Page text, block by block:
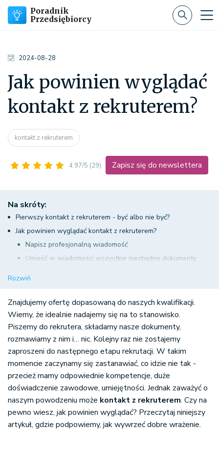
Poradnik
Przedsiębiorcy
2024-08-28
Jak powinien wyglądać
kontakt z rekruterem?
kontakt z rekruterem
4.97/5 (29) Zapisz się do newslettera
Na skróty:
Pierwszy kontakt z rekruterem - być albo nie być?
Jak powinien wyglądać kontakt z rekruterem?
Napisz profesjonalną wiadomość
Umieść w wiadomości wszystkie niezbędne dokumenty
Przygotuj się do rozmowy kwalifikacyjnej
Dbaj o aktualne dane
Potwierdź, że przyjdziesz na spotkanie
Poinformuj, że nie przyjdziesz na spotkanie
Rozwiń
Znajdujemy ofertę dopasowaną do naszych kwalifikacji.
Wiemy, że idealnie nadajemy się na to stanowisko.
Piszemy do rekrutera, składamy nasze dokumenty,
rozmawiamy z nim i… nic. Kolejny raz nie zostajemy
zaproszeni do następnego etapu rekrutacji. W takim
momencie zaczynamy się zastanawiać, co idzie nie tak -
przecież mamy odpowiednie kompetencje, duże
doświadczenie zawodowe, umiejętności. Jednak zaważyć o
naszym powodzeniu może kontakt z rekruterem. Czy na
pewno wiesz, jak powinien wyglądać? Przeczytaj niniejszy
artykuł, gdzie podpowiemy, jak wywrzeć dobre wrażenie.